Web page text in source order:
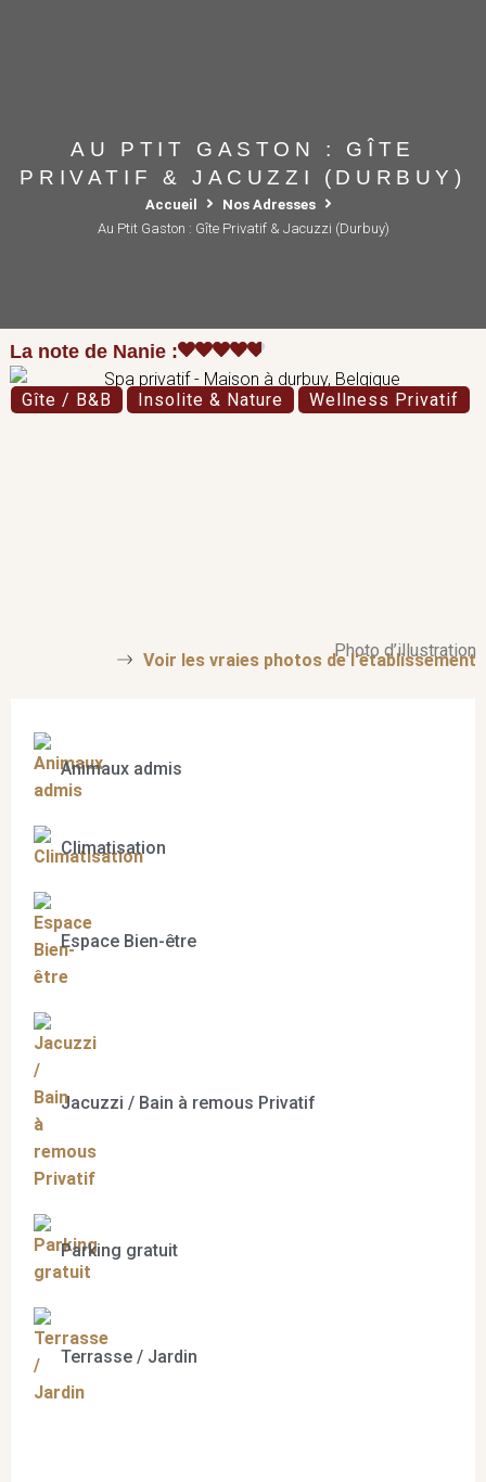
AU PTIT GASTON : GÎTE
PRIVATIF & JACUZZI (DURBUY)
Accueil
Nos Adresses
Au Ptit Gaston : Gîte Privatif & Jacuzzi (Durbuy)
La note de Nanie :
Gîte / B&B Insolite & Nature Wellness Privatif
Photo d’illustration
Voir les vraies photos de l'établissement
Animaux admis
Climatisation
Espace Bien-être
Jacuzzi / Bain à remous Privatif
Parking gratuit
Terrasse / Jardin